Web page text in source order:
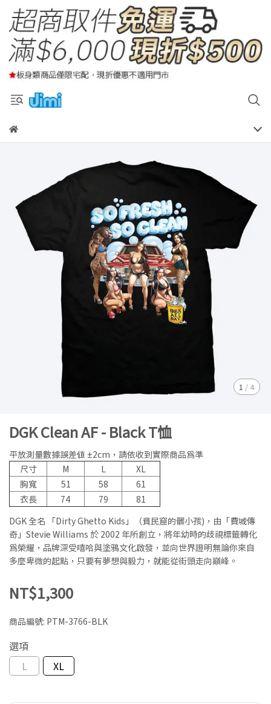
1 / 4
DGK Clean AF - Black T恤
平放測量數據誤差值 ±2cm，請依收到實際商品為準
尺寸
M L
XL
胸寬
51 58
61
衣長
74 79
81
DGK 全名 「Dirty Ghetto Kids」（貧民窟的髒小孩)，由「費城傳
奇」Stevie Williams 於 2002 年所創立，將年幼時的歧視標籤轉化
為榮耀，品牌深受嘻哈與塗鴉文化啟發，並向世界證明無論你來自
多麼卑微的起點，只要有夢想與毅力，就能從街頭走向巔峰。
NT$1,300
商品編號: PTM-3766-BLK
選項
L
XL